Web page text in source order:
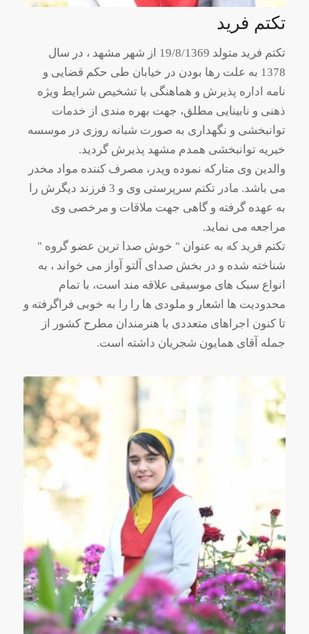
تکتم فرید
تکتم فرید متولد 19/8/1369 از شهر مشهد ، در سال
1378 به علت رها بودن در خیابان طی حکم قضایی و
نامه اداره پذیرش و هماهنگی با تشخیص شرایط ویژه
ذهنی و نابینایی مطلق، جهت بهره مندی از خدمات
توانبخشی و نگهداری به صورت شبانه روزی در موسسه
خیریه توانبخشی همدم مشهد پذیرش گردید.
والدین وی متارکه نموده وپدر، مصرف کننده مواد مخدر
می باشد. مادر تکتم سرپرستی وی و 3 فرزند دیگرش را
به عهده گرفته و گاهی جهت ملاقات و مرخصی وی
مراجعه می نماید.
تکتم فرید که به عنوان " خوش صدا ترین عضو گروه "
شناخته شده و در بخش صدای آلتو آواز می خواند ، به
انواع سبک های موسیقی علاقه مند است، با تمام
محدودیت ها اشعار و ملودی ها را را به خوبی فراگرفته و
تا کنون اجراهای متعددی با هنرمندان مطرح کشور از
جمله آقای همایون شجریان داشته است.